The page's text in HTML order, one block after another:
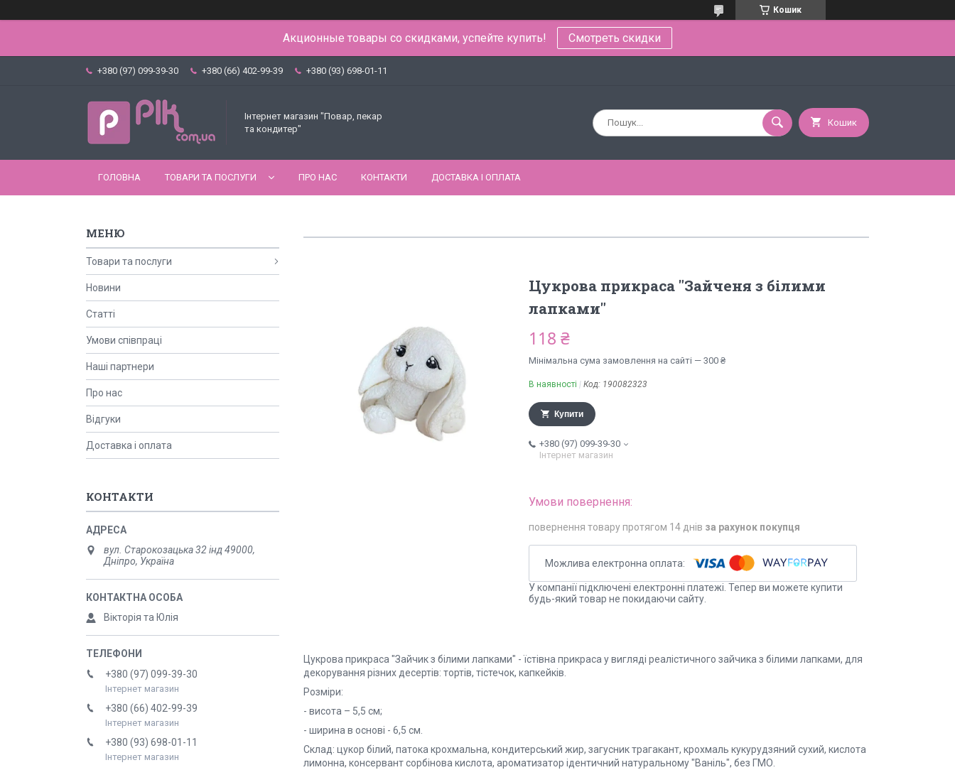
Кошик
Акционные товары со скидками, успейте купить! Смотреть скидки
+380 (97) 099-39-30 +380 (66) 402-99-39 +380 (93) 698-01-11
Інтернет магазин "Повар, пекар
та кондитер"
Кошик
ГОЛОВНА ТОВАРИ ТА ПОСЛУГИ ПРО НАС КОНТАКТИ ДОСТАВКА І ОПЛАТА
Цукрова прикраса "Зайченя з білими
лапками"
118 ₴
Мінімальна сума замовлення на сайті — 300 ₴
В наявності Код: 190082323
Купити
+380 (97) 099-39-30
Інтернет магазин
повернення товару протягом 14 днів за рахунок покупця
У компанії підключені електронні платежі. Тепер ви можете купити
будь-який товар не покидаючи сайту.
Цукрова прикраса "Зайчик з білими лапками" - їстівна прикраса у вигляді реалістичного зайчика з білими лапками, для
декорування різних десертів: тортів, тістечок, капкейків.
Розміри:
- висота – 5,5 см;
- ширина в основі - 6,5 см.
Склад: цукор білий, патока крохмальна, кондитерський жир, загусник трагакант, крохмаль кукурудзяний сухий, кислота
лимонна, консервант сорбінова кислота, ароматизатор ідентичний натуральному "Ваніль", без ГМО.
Товари та послуги
Новини
Статті
Умови співпраці
Наші партнери
Про нас
Відгуки
Доставка і оплата
КОНТАКТИ
вул. Старокозацька 32 інд 49000,
Дніпро, Україна
Вікторія та Юлія
+380 (97) 099-39-30
Інтернет магазин
+380 (66) 402-99-39
Інтернет магазин
+380 (93) 698-01-11
Інтернет магазин